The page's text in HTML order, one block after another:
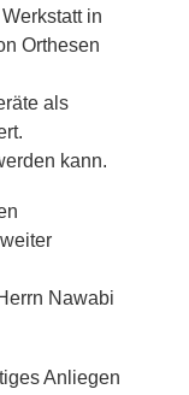
in
Orthesen
als
kann.
Nawabi
Anliegen